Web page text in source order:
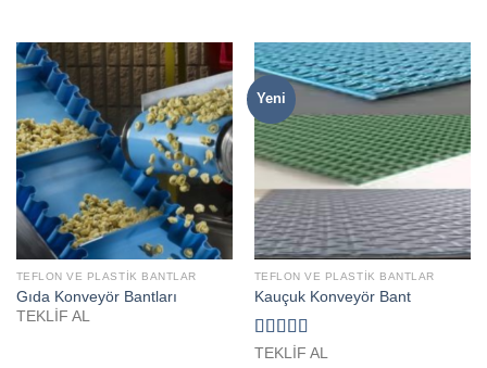
TEFLON VE PLASTIK BANTLAR
Gıda Konveyör Bantları
TEKLİF AL
Yeni
TEFLON VE PLASTIK BANTLAR
Kauçuk Konveyör Bant
Rated
TEKLİF AL